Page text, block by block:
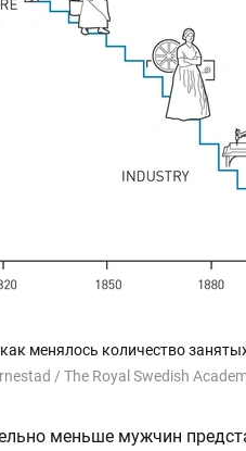
менялось количество
/ The Royal Swedish
меньше мужчин